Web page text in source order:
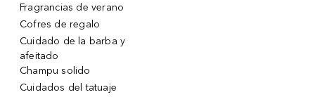
Fragrancias de verano
Cofres de regalo
Cuidado de la barba y
afeitado
Champu solido
Cuidados del tatuaje